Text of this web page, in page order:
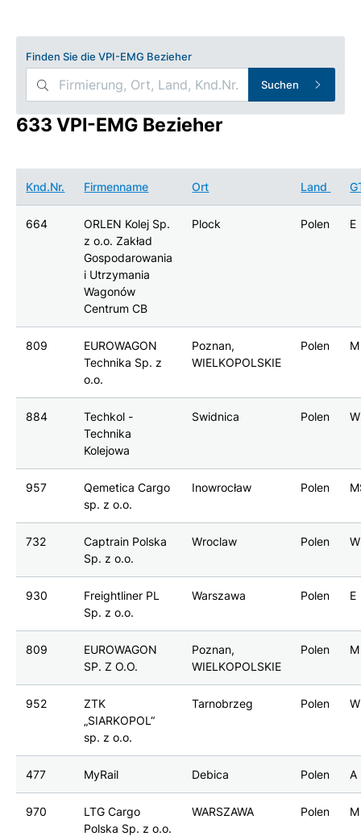
Finden Sie die VPI-EMG Bezieher
Suchen
633 VPI-EMG Bezieher
Knd.Nr. Firmenname Ort Land
664
ORLEN Kolej Sp.
z o.o. Zakład
Gospodarowania
i Utrzymania
Wagonów
Centrum CB
Plock Polen E
809
EUROWAGON
Technika Sp. z
o.o.
Poznan,
WIELKOPOLSKIE
Polen M
884
Techkol -
Technika
Kolejowa
Swidnica Polen W
957
Qemetica Cargo
sp. z o.o.
Inowrocław Polen
732
Captrain Polska
Sp. z o.o.
Wroclaw Polen W
930
Freightliner PL
Sp. z o.o.
Warszawa Polen E
809
EUROWAGON
SP. Z O.O.
Poznan,
WIELKOPOLSKIE
Polen M
952
ZTK
„SIARKOPOL“
sp. z o.o.
Tarnobrzeg Polen W
477 MyRail Debica Polen A
970
LTG Cargo
Polska Sp. z o.o.
WARSZAWA Polen M